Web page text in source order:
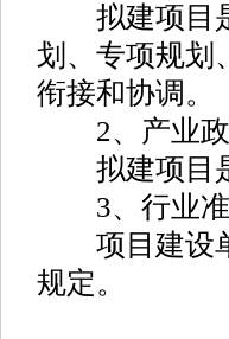
拟建项目是
划、专项规划
衔接和协调。
2、产业政
拟建项目是
3、行业准
项目建设单
规定。